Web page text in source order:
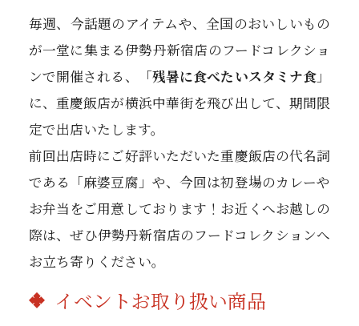
毎週、今話題のアイテムや、全国のおいしいもの
が一堂に集まる伊勢丹新宿店のフードコレクショ
ンで開催される、「残暑に食べたいスタミナ食 」
に、重慶飯店が横浜中華街を飛び出して、期間限
定で出店いたします。
前回出店時にご好評いただいた重慶飯店の代名詞
である「麻婆豆腐」や、今回は初登場のカレーや
お弁当をご用意しております！お近くへお越しの
際は、ぜひ伊勢丹新宿店のフードコレクションへ
お立ち寄りください。
イベントお取り扱い商品